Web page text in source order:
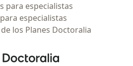
para especialistas
especialistas
los Planes Doctoralia
Doctoralia - Página de inicio